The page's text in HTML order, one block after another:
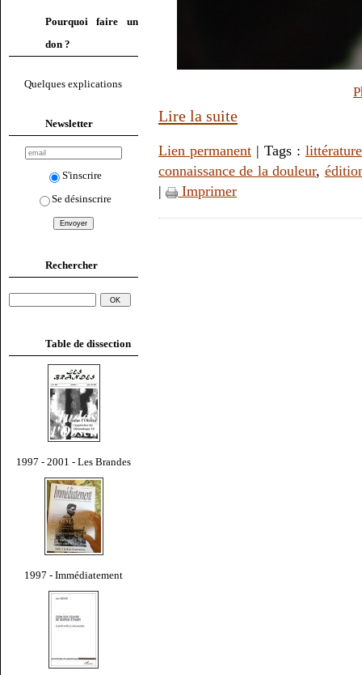
Pourquoi faire un
don ?
Quelques explications
Newsletter
S'inscrire
Se désinscrire
Rechercher
Table de dissection
1997 - 2001 - Les Brandes
1997 - Immédiatement
Lire la suite
Lien permanent | Tags : littérature
connaissance de la douleur,
|
Imprimer